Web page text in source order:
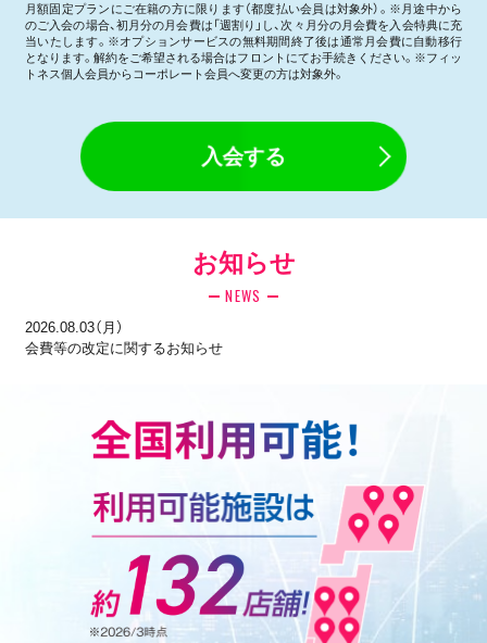
月額固定プランにご在籍の方に限ります（都度払い会員は対象外）。※月途中から
のご入会の場合、初月分の月会費は「週割り」し、次々月分の月会費を入会特典に充
当いたします。※オプションサービスの無料期間終了後は通常月会費に自動移行
となります。解約をご希望される場合はフロントにてお手続きください。※フィッ
トネス個人会員からコーポレート会員へ変更の方は対象外。
入会する
お知らせ
NEWS
2026.08.03（月）
会費等の改定に関するお知らせ